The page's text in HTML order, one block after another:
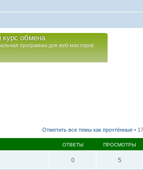
обмена
программа для веб-мастеров
Отметить все темы как прочтённые •
ОТВЕТЫ ПРОСМОТРЫ
0 5